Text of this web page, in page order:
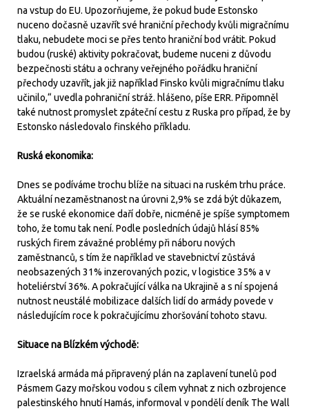
na vstup do EU. Upozorňujeme, že pokud bude Estonsko
nuceno dočasně uzavřít své hraniční přechody kvůli migračnímu
tlaku, nebudete moci se přes tento hraniční bod vrátit. Pokud
budou (ruské) aktivity pokračovat, budeme nuceni z důvodu
bezpečnosti státu a ochrany veřejného pořádku hraniční
přechody uzavřít, jak již například Finsko kvůli migračnímu tlaku
učinilo,“ uvedla pohraniční stráž. hlášeno, píše ERR. Připomněl
také nutnost promyslet zpáteční cestu z Ruska pro případ, že by
Estonsko následovalo finského příkladu.
Ruská ekonomika:
Dnes se podíváme trochu blíže na situaci na ruském trhu práce.
Aktuální nezaměstnanost na úrovni 2,9% se zdá být důkazem,
že se ruské ekonomice daří dobře, nicméně je spíše symptomem
toho, že tomu tak není. Podle posledních údajů hlásí 85%
ruských firem závažné problémy při náboru nových
zaměstnanců, s tím že například ve stavebnictví zůstává
neobsazených 31% inzerovaných pozic, v logistice 35% a v
hoteliérství 36%. A pokračující válka na Ukrajině a s ní spojená
nutnost neustálé mobilizace dalších lidí do armády povede v
následujícím roce k pokračujícímu zhoršování tohoto stavu.
Situace na Blízkém východě:
Izraelská armáda má připravený plán na zaplavení tunelů pod
Pásmem Gazy mořskou vodou s cílem vyhnat z nich ozbrojence
palestinského hnutí Hamás, informoval v pondělí deník The Wall